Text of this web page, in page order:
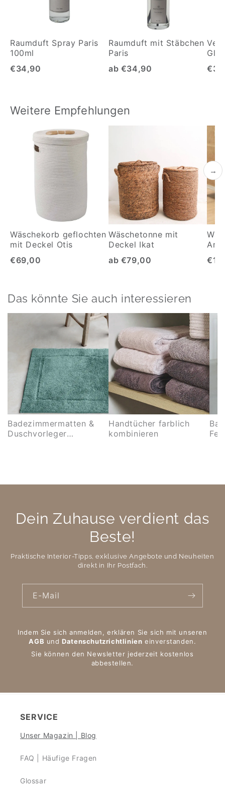
Raumduft Spray Paris
100ml
€34,90
Raumduft mit Stäbchen
Paris
ab €34,90
Weitere Empfehlungen
Wäschekorb geflochten
mit Deckel Otis
€69,00
Wäschetonne mit
Deckel Ikat
ab €79,00
→
Das könnte Sie auch interessieren
Badezimmermatten &
Duschvorleger
Handtücher farblich
kombinieren
Dein Zuhause verdient das
Beste!
Praktische Interior-Tipps, exklusive Angebote und Neuheiten
direkt in Ihr Postfach.
E-Mail
Indem Sie sich anmelden, erklären Sie sich mit unseren
AGB undDatenschutzrichtlinien einverstanden.
Sie können den Newsletter jederzeit kostenlos
abbestellen.
SERVICE
Unser Magazin | Blog
FAQ | Häufige Fragen
Glossar